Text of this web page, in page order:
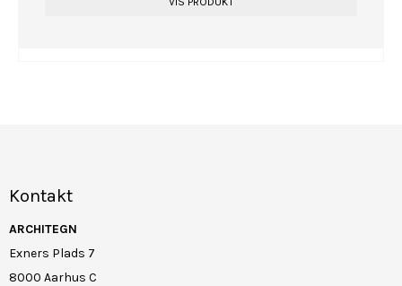
Kontakt
ARCHITEGN
Exners Plads 7
8000 Aarhus C